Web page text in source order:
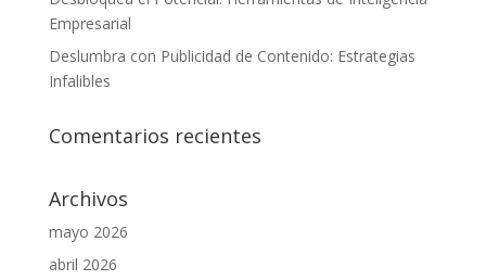
Empresarial
Deslumbra con Publicidad de Contenido: Estrategias
Infalibles
Comentarios recientes
Archivos
mayo 2026
abril 2026